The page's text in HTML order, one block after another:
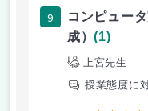
9
コンピュー
成）(1)
上宮先生
授業態度に